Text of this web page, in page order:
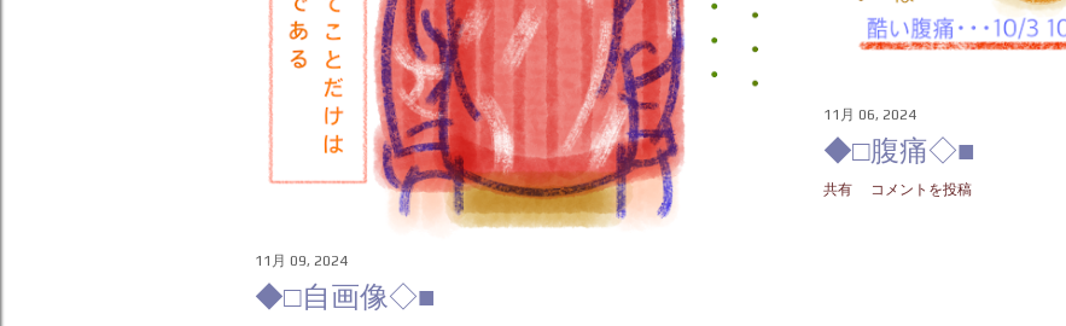
11月 09, 2024
◆□自画像◇■
11月 06, 2024
◆□腹痛◇■
共有 コメントを投稿